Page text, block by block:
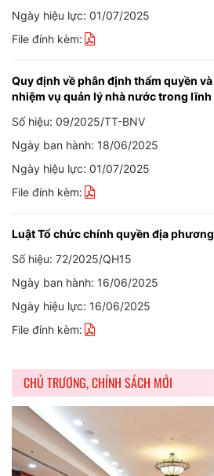
Ngày hiệu lực: 01/07/2025
File đính kèm:
Quy định về phân định thẩm quyền
nhiệm vụ quản lý nhà nước trong
Số hiệu: 09/2025/TT-BNV
Ngày ban hành: 18/06/2025
Ngày hiệu lực: 01/07/2025
File đính kèm:
Luật Tổ chức chính quyền địa phương
Số hiệu: 72/2025/QH15
Ngày ban hành: 16/06/2025
Ngày hiệu lực: 16/06/2025
File đính kèm:
CHỦ TRƯƠNG, CHÍNH SÁCH MỚI